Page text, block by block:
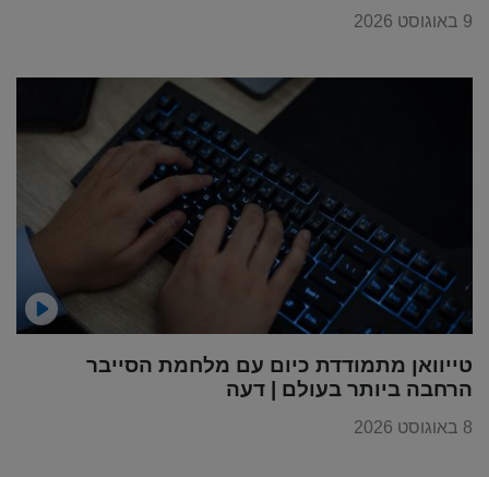
9 באוגוסט 2026
טייוואן מתמודדת כיום עם מלחמת הסייבר
הרחבה ביותר בעולם | דעה
8 באוגוסט 2026